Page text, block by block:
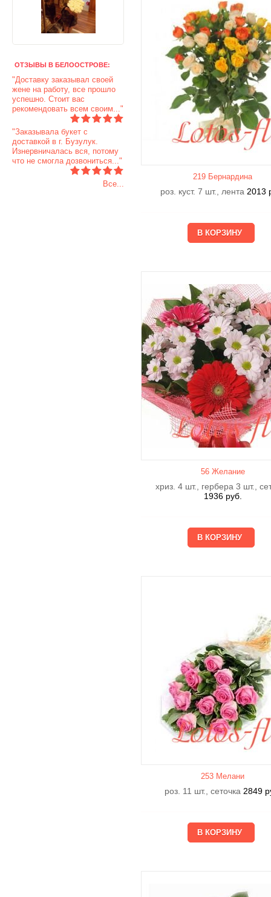
ОТЗЫВЫ В БЕЛООСТРОВЕ:
"Доставку заказывал своей
жене на работу, все прошло
успешно. Стоит вас
рекомендовать всем своим..."
"Заказывала букет с
доставкой в г. Бузулук.
Изнервничалась вся, потому
что не смогла дозвониться..."
Все...
219 Бернардина
роз. куст. 7 шт., лента2013
56 Желание
хриз. 4 шт., гербера 3 шт.,
1936 руб.
253 Мелани
роз. 11 шт., сеточка 2849